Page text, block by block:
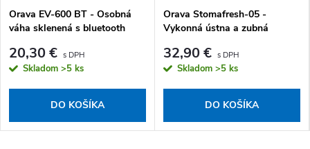
Orava EV-600 BT - Osobná
váha sklenená s bluetooth
20,30 €
Skladom >5 ks
DO KOŠÍKA
Orava Stomafresh-05 -
Vykonná ústna a zubná
32,90 €
Skladom >5 ks
DO KOŠÍKA